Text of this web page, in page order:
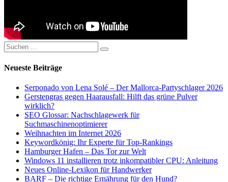
Suchen
nach:
Suchen
Neueste Beiträge
Serponado von Lena Solé – Der Mallorca-Partyschlager 2026
Gerstengras gegen Haarausfall: Hilft das grüne Pulver
wirklich?
SEO Glossar: Nachschlagewerk für
Suchmaschinenoptimierer
Weihnachten im Internet 2026
Keywordkönig: Ihr Experte für Top-Rankings
Hamburger Hafen – Das Tor zur Welt
Windows 11 installieren trotz inkompatibler CPU: Anleitung
Neues Online-Lexikon für Handwerker
BARF – Die richtige Ernährung für den Hund?